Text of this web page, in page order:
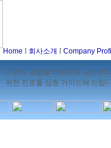
Home I 회사소개 I Company
27년의 경험을 바탕으로 당신만
위한 진로를 심층 가이드해 드립